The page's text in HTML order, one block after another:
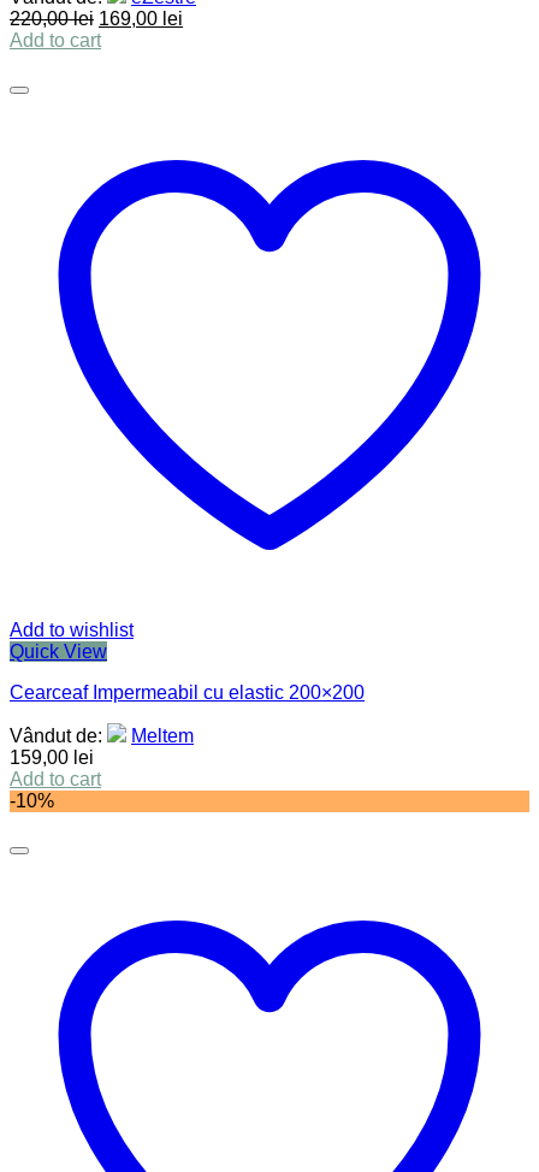
220,00lei 169,00 lei
Add to cart
Add to wishlist
Quick View
Cearceaf Impermeabil cu elastic 200×200
Vândut de:
Meltem
159,00 lei
Add to cart
-10%